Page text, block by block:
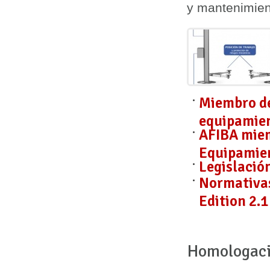
y
Miembro
AFIBA
Edition